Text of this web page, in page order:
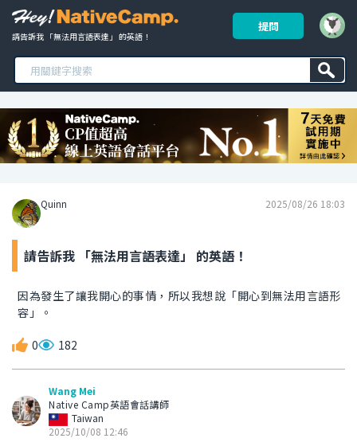
請告訴我 「無法用言語表達」 的英語！
提問
Quinn 2025/08/26 18:03
請告訴我 「無法用言語表達」 的英語！
因為發生了讓我開心的事情，所以我想說「開心到無法用言語形
容」。
0 182
Wang Mei
Native Camp英語會話講師
Taiwan
2025/10/08 12:46